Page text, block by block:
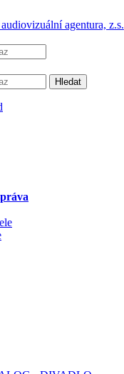
agentura, z.s.
Hledat